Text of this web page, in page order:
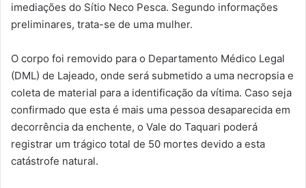
imediações do Sítio Neco Pesca. Segundo informações
preliminares, trata-se de uma mulher.
O corpo foi removido para o Departamento Médico Legal
(DML) de Lajeado, onde será submetido a uma necropsia e
coleta de material para a identificação da vítima. Caso seja
confirmado que esta é mais uma pessoa desaparecida em
decorrência da enchente, o Vale do Taquari poderá
registrar um trágico total de 50 mortes devido a esta
catástrofe natural.